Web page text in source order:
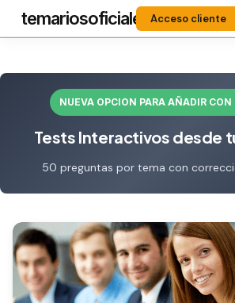
content
temariosoficiales
Acceso cliente
NUEVA OPCION PARA AÑADIR
Tests Interactivos desde
50 preguntas por tema con